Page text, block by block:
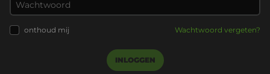
onthoud mij Wachtwoord vergeten?
INLOGGEN